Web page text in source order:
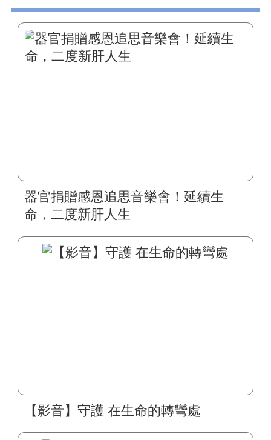
器官捐贈感恩追思音樂會！延續生
命，二度新肝人生
【影音】守護 在生命的轉彎處